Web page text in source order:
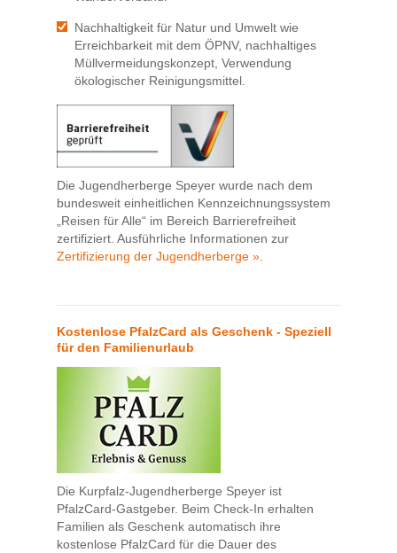
Nachhaltigkeit für Natur und Umwelt wie
Erreichbarkeit mit dem ÖPNV, nachhaltiges
Müllvermeidungskonzept, Verwendung
ökologischer Reinigungsmittel.
Die Jugendherberge Speyer wurde nach dem
bundesweit einheitlichen Kennzeichnungssystem
„Reisen für Alle“ im Bereich Barrierefreiheit
zertifiziert. Ausführliche Informationen zur
Zertifizierung der Jugendherberge ».
Kostenlose PfalzCard als Geschenk - Speziell
für den Familienurlaub
Die Kurpfalz-Jugendherberge Speyer ist
PfalzCard-Gastgeber. Beim Check-In erhalten
Familien als Geschenk automatisch ihre
kostenlose PfalzCard für die Dauer des